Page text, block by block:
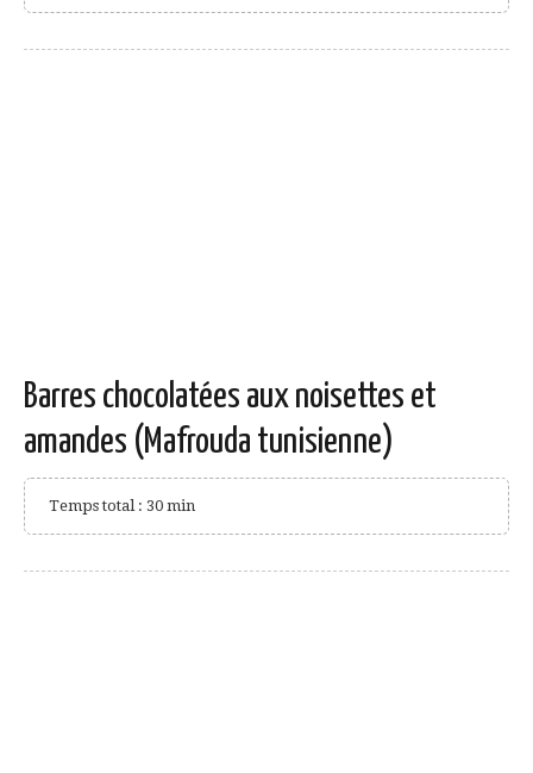
Barres chocolatées aux noisettes et
amandes (Mafrouda tunisienne)
Temps total : 30 min